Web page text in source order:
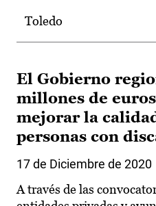
Toledo
El Gobierno
millones de
mejorar la
personas con
17 de Diciembre de 2020
A través de las